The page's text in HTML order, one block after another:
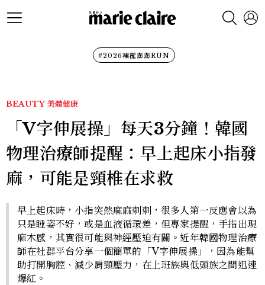
#2026裙襬澎澎RUN
BEAUTY 美體健康
「V字伸展操」每天3分鐘！韓國
物理治療師提醒：早上起床小指發
麻，可能是頸椎在求救
早上起床時，小指突然麻麻刺刺，很多人第一反應會以為
只是睡姿不好，或是血液循環差，但專家提醒，手指出現
麻木感，其實很可能與神經壓迫有關。近年韓國物理治療
師在社群平台分享一個簡單的「V字伸展操」，因為能幫
助打開胸腔、減少肩頸壓力，在上班族與低頭族之間迅速
爆紅。